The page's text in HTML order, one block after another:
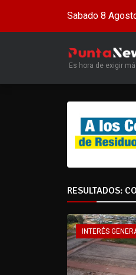
Sabado 8
Es hora de exigir
RESULTADOS:
INTERÉS